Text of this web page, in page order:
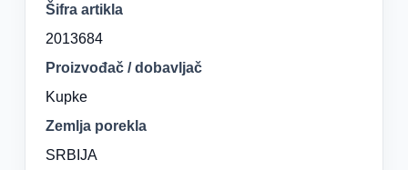
Šifra artikla
2013684
Proizvođač / dobavljač
Kupke
Zemlja porekla
SRBIJA